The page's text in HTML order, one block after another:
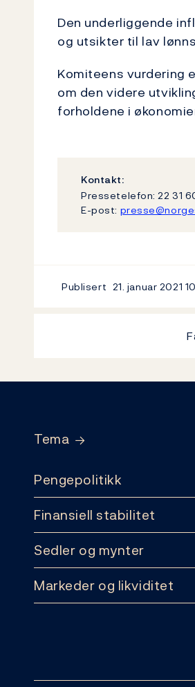
Den underliggende
og utsikter til lav
Komiteens vurdering
om den videre
forholdene i
Kontakt:
Pressetelefon: 22 31
E-post:
Publisert 21. januar 2021
Tema
Pengepolitikk
Finansiell stabilitet
Sedler og mynter
Markeder og likviditet